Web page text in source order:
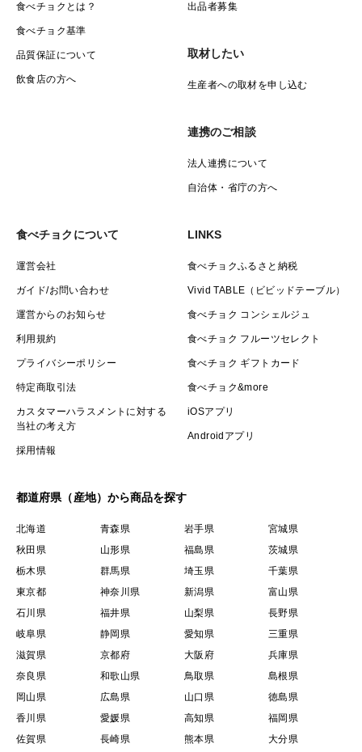
食べチョクとは？
食べチョク基準
品質保証について
飲食店の方へ
出品者募集
取材したい
生産者への取材を申し込む
連携のご相談
法人連携について
自治体・省庁の方へ
食べチョクについて
運営会社
ガイド/お問い合わせ
運営からのお知らせ
利用規約
プライバシーポリシー
特定商取引法
カスタマーハラスメントに対する
当社の考え方
採用情報
LINKS
食べチョクふるさと納税
Vivid TABLE（ビビッドテーブル）
食べチョク コンシェルジュ
食べチョク フルーツセレクト
食べチョク ギフトカード
食べチョク&more
iOSアプリ
Androidアプリ
都道府県（産地）から商品を探す
北海道 青森県 岩手県
宮城県
秋田県
山形県 福島県
茨城県
栃木県
群馬県 埼玉県
千葉県
東京都
神奈川県 新潟県
富山県
石川県
福井県 山梨県
長野県
岐阜県
静岡県 愛知県
三重県
滋賀県
京都府 大阪府
兵庫県
奈良県
和歌山県 鳥取県
島根県
岡山県
広島県 山口県
徳島県
香川県
愛媛県 高知県
福岡県
佐賀県
長崎県 熊本県 大分県